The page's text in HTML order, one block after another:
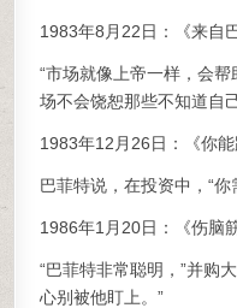
1983年8月22日：《来自
“市场就像上帝一样，会
场不会饶恕那些不知道自
1983年12月26日：《你能
巴菲特说，在投资中，“
1986年1月20日：《伤脑
“巴菲特非常聪明，”并购
心别被他盯上。”